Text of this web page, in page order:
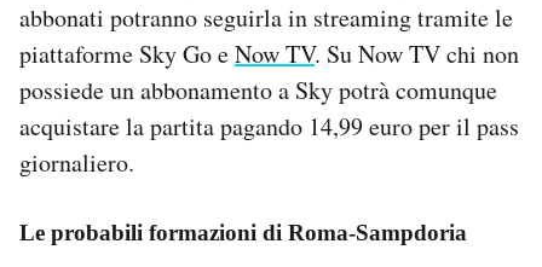
abbonati potranno seguirla in streaming tramite le
piattaforme Sky Go eNow TV. Su Now TV chi non
possiede un abbonamento a Sky potrà comunque
acquistare la partita pagando 14,99 euro per il pass
giornaliero.
Le probabili formazioni di Roma-Sampdoria